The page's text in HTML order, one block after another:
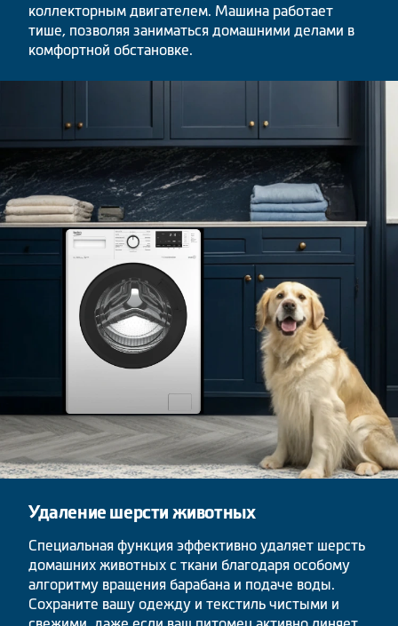
коллекторным двигателем. Машина работает
тише, позволяя заниматься домашними делами в
комфортной обстановке.
Удаление шерсти животных
Специальная функция эффективно удаляет шерсть
домашних животных с ткани благодаря особому
алгоритму вращения барабана и подаче воды.
Сохраните вашу одежду и текстиль чистыми и